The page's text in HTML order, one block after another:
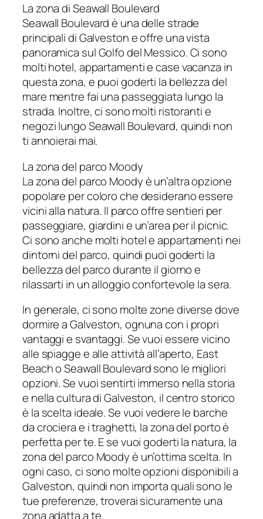
La zona di Seawall Boulevard
Seawall Boulevard è una delle strade
principali di Galveston e offre una vista
panoramica sul Golfo del Messico. Ci sono
molti hotel, appartamenti e case vacanza in
questa zona, e puoi goderti la bellezza del
mare mentre fai una passeggiata lungo la
strada. Inoltre, ci sono molti ristoranti e
negozi lungo Seawall Boulevard, quindi non
ti annoierai mai.
La zona del parco Moody
La zona del parco Moody è un’altra opzione
popolare per coloro che desiderano essere
vicini alla natura. Il parco offre sentieri per
passeggiare, giardini e un’area per il picnic.
Ci sono anche molti hotel e appartamenti nei
dintorni del parco, quindi puoi goderti la
bellezza del parco durante il giorno e
rilassarti in un alloggio confortevole la sera.
In generale, ci sono molte zone diverse dove
dormire a Galveston, ognuna con i propri
vantaggi e svantaggi. Se vuoi essere vicino
alle spiagge e alle attività all’aperto, East
Beach o Seawall Boulevard sono le migliori
opzioni. Se vuoi sentirti immerso nella storia
e nella cultura di Galveston, il centro storico
è la scelta ideale. Se vuoi vedere le barche
da crociera e i traghetti, la zona del porto è
perfetta per te. E se vuoi goderti la natura, la
zona del parco Moody è un’ottima scelta. In
ogni caso, ci sono molte opzioni disponibili a
Galveston, quindi non importa quali sono le
tue preferenze, troverai sicuramente una
zona adatta a te.